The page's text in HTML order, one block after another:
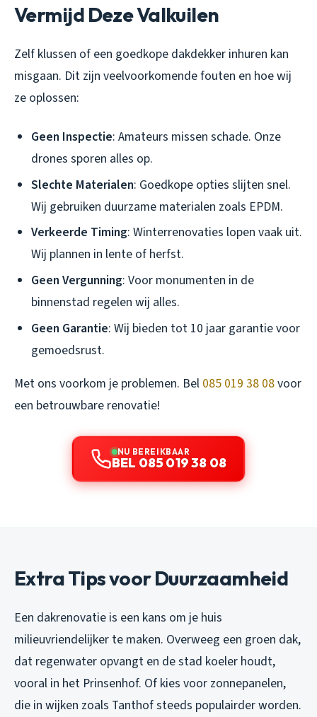
Vermijd Deze Valkuilen
Zelf klussen of een goedkope dakdekker inhuren kan
misgaan. Dit zijn veelvoorkomende fouten en hoe wij
ze oplossen:
Geen Inspectie: Amateurs missen schade. Onze
drones sporen alles op.
Slechte Materialen: Goedkope opties slijten snel.
Wij gebruiken duurzame materialen zoals EPDM.
Verkeerde Timing: Winterrenovaties lopen vaak uit.
Wij plannen in lente of herfst.
Geen Vergunning: Voor monumenten in de
binnenstad regelen wij alles.
Geen Garantie: Wij bieden tot 10 jaar garantie voor
gemoedsrust.
Met ons voorkom je problemen. Bel 085 019 38 08voor
een betrouwbare renovatie!
NU BEREIKBAAR
BEL 085 019 38 08
Extra Tips voor Duurzaamheid
Een dakrenovatie is een kans om je huis
milieuvriendelijker te maken. Overweeg een groen dak,
dat regenwater opvangt en de stad koeler houdt,
vooral in het Prinsenhof. Of kies voor zonnepanelen,
die in wijken zoals Tanthof steeds populairder worden.